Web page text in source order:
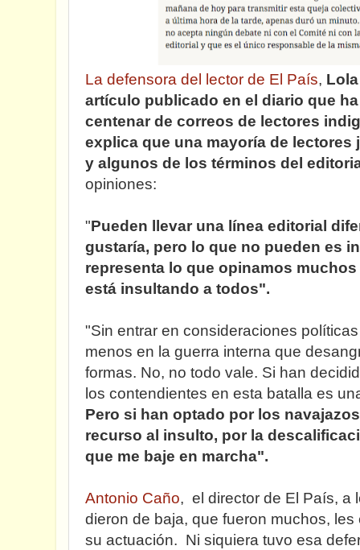
La defensora del lector de El País,
artículo publicado en el diario que
centenar de correos de lectores
explica que una mayoría de lectores
y algunos de los términos del
opiniones:
"Pueden llevar una línea editorial
gustaría, pero lo que no pueden es
representa lo que opinamos
está insultando a todos".
"Sin entrar en consideraciones
menos en la guerra interna que
formas. No, no todo vale. Si han
los contendientes en esta batalla es
Pero si han optado por los
recurso al insulto, por la
que me baje en marcha".
Antonio Caño, el director de El País, a
dieron de baja, que fueron muchos,
su actuación. Ni siquiera tuvo esa